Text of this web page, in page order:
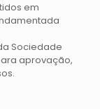
em
Sociedade
aprovação,